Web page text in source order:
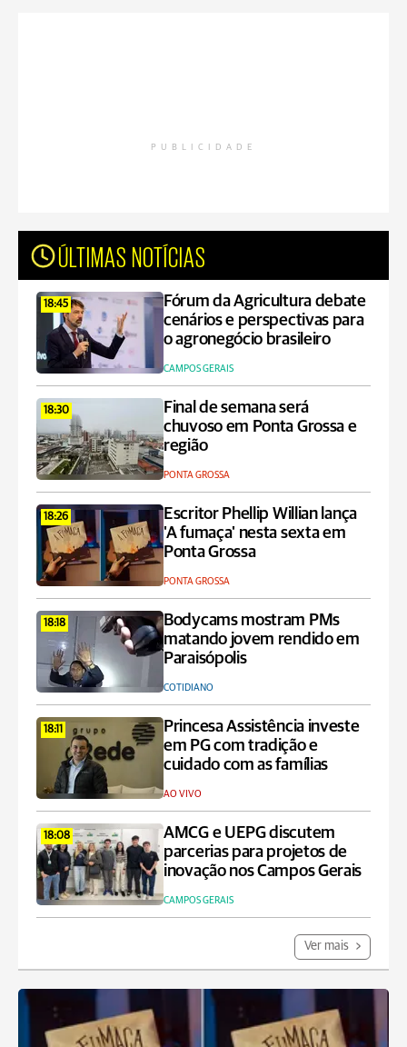
PUBLICIDADE
ÚLTIMAS NOTÍCIAS
18:45
Fórum da Agricultura debate
cenários e perspectivas para
o agronegócio brasileiro
CAMPOS GERAIS
18:30
Final de semana será
chuvoso em Ponta Grossa e
região
PONTA GROSSA
18:26
Escritor Phellip Willian lança
'A fumaça' nesta sexta em
Ponta Grossa
PONTA GROSSA
18:18
Bodycams mostram PMs
matando jovem rendido em
Paraisópolis
COTIDIANO
18:11
Princesa Assistência investe
em PG com tradição e
cuidado com as famílias
AO VIVO
18:08
AMCG e UEPG discutem
parcerias para projetos de
inovação nos Campos Gerais
CAMPOS GERAIS
Ver mais